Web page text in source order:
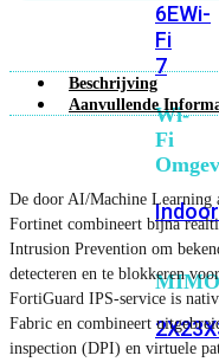
6EWi-
Fi
7
Wi-
Fi
Indoor
MIMO
2X2
Beschrijving
Aanvullende
De door AI/Machine Learning
Fortinet combineert bijna
Intrusion Prevention om
detecteren en te blokkeren
FortiGuard IPS-service is
Fabric en combineert
inspection (DPI) en virtuele